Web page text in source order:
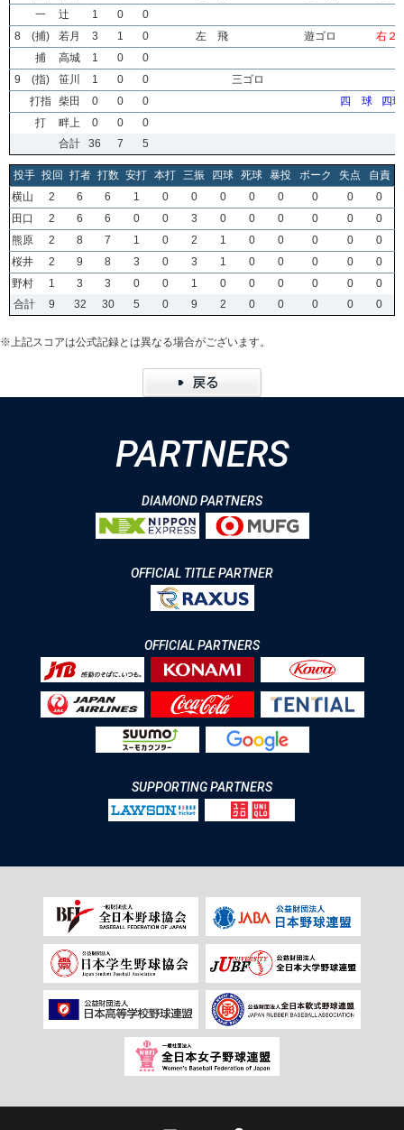
一
辻 1 0
0
8
(捕) 若月 3 1 0 左 飛 遊ゴロ
右２
捕
高城 1 0
0
9
(指) 笹川 1 0 0
三ゴロ
打指 柴田 0 0 0 四 球
四球
打
畔上 0 0
0
合計
36 7 5
投手 投回 打者 打数 安打 本打 三振 四球 死球 暴投 ボーク 失点
自責
横山
2 6 6 1 0 0 0 0 0 0 0
0
田口
2 6 6 0 0 3 0 0 0 0 0
0
熊原
2 8 7 1 0 2 1 0 0 0 0
0
桜井
2 9 8 3 0 3 1 0 0 0 0
0
野村
1 3 3 0 0 1 0 0 0 0 0
0
合計
9 32 30 5 0 9 2 0 0 0 0 0
※上記スコアは公式記録とは異なる場合がございます。
PARTNERS
DIAMOND PARTNERS
OFFICIAL TITLE PARTNER
OFFICIAL PARTNERS
SUPPORTING PARTNERS